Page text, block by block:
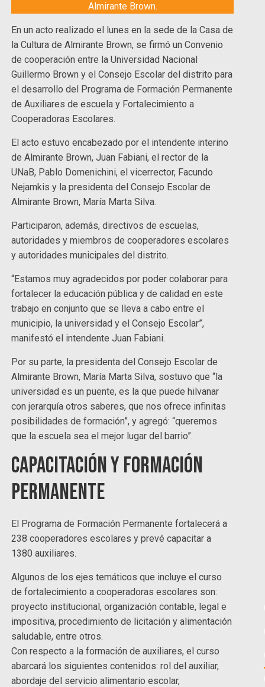
Almirante Brown.
En un acto realizado el lunes en la sede de la Casa de
la Cultura de Almirante Brown, se firmó un Convenio
de cooperación entre la Universidad Nacional
Guillermo Brown y el Consejo Escolar del distrito para
el desarrollo del Programa de Formación Permanente
de Auxiliares de escuela y Fortalecimiento a
Cooperadoras Escolares.
El acto estuvo encabezado por el intendente interino
de Almirante Brown, Juan Fabiani, el rector de la
UNaB, Pablo Domenichini, el vicerrector, Facundo
Nejamkis y la presidenta del Consejo Escolar de
Almirante Brown, María Marta Silva.
Participaron, además, directivos de escuelas,
autoridades y miembros de cooperadores escolares
y autoridades municipales del distrito.
“Estamos muy agradecidos por poder colaborar para
fortalecer la educación pública y de calidad en este
trabajo en conjunto que se lleva a cabo entre el
municipio, la universidad y el Consejo Escolar”,
manifestó el intendente Juan Fabiani.
Por su parte, la presidenta del Consejo Escolar de
Almirante Brown, María Marta Silva, sostuvo que “la
universidad es un puente, es la que puede hilvanar
con jerarquía otros saberes, que nos ofrece infinitas
posibilidades de formación”, y agregó: “queremos
que la escuela sea el mejor lugar del barrio”.
Capacitación y formación
permanente
El Programa de Formación Permanente fortalecerá a
238 cooperadores escolares y prevé capacitar a
1380 auxiliares.
Algunos de los ejes temáticos que incluye el curso
de fortalecimiento a cooperadoras escolares son:
proyecto institucional, organización contable, legal e
impositiva, procedimiento de licitación y alimentación
saludable, entre otros.
Con respecto a la formación de auxiliares, el curso
abarcará los siguientes contenidos: rol del auxiliar,
abordaje del servicio alimentario escolar,